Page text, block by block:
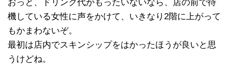
おっと、ドリンク代がもったいないなら、店の前で待
機している女性に声をかけて、いきなり2階に上がって
もかまわないぞ。
最初は店内でスキンシップをはかったほうが良いと思
うけどね。